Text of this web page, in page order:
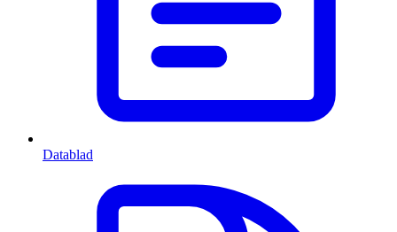
Datablad